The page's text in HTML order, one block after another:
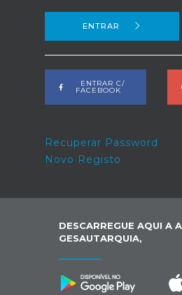
ENTRAR
ENTRAR C/
FACEBOOK
Recuperar Password
Novo Registo
DESCARREGUE AQUI A
GESAUTARQUIA,